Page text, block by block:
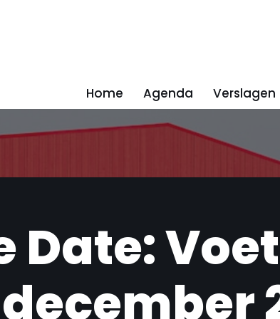
Home Agenda Verslagen
Date:
december